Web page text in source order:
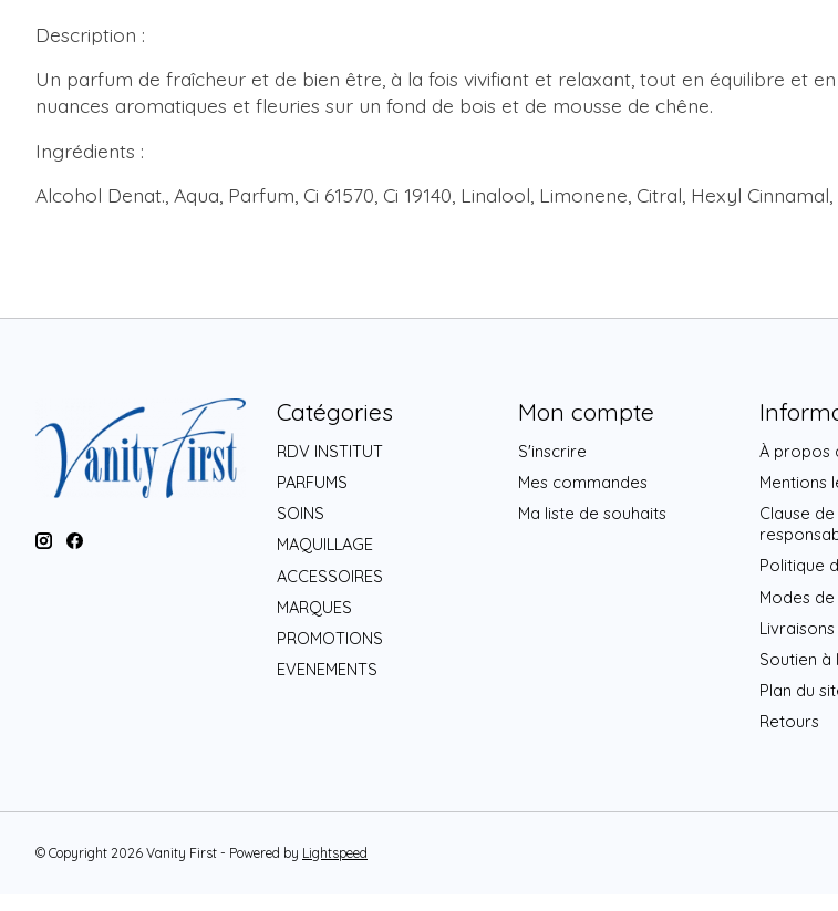
Description :
Un parfum de fraîcheur et de bien être, à la fois vivifiant et relaxant, tout en équilibre et
nuances aromatiques et fleuries sur un fond de bois et de mousse de chêne.
Ingrédients :
Alcohol Denat., Aqua, Parfum, Ci 61570, Ci 19140, Linalool, Limonene, Citral, Hexyl
Catégories
RDV INSTITUT
PARFUMS
SOINS
MAQUILLAGE
ACCESSOIRES
MARQUES
PROMOTIONS
EVENEMENTS
Mon compte
S'inscrire
Mes commandes
Ma liste de souhaits
À propos
Mentions
Clause
Politique
Modes
Livraisons
Soutien à
Plan du
Retours
© Copyright 2026 Vanity First - Powered by Lightspeed